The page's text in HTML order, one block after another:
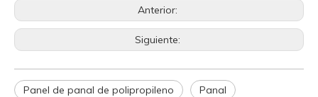
Anterior:
Siguiente:
Panel de panal de polipropileno Panal